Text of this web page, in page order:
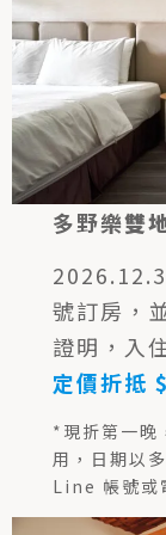
多野樂雙
號訂房，
證明，入
定價折抵
*現折第一晚
用，日期以
Line 帳號或